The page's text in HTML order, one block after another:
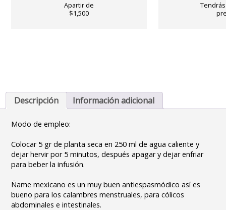
Apartir de
$1,500
Descripción Información adicional
Modo de empleo:
Colocar 5 gr de planta seca en 250 ml de agua caliente y
dejar hervir por 5 minutos, después apagar y dejar enfriar
para beber la infusión.
Ñame mexicano es un muy buen antiespasmódico así es
bueno para los calambres menstruales, para cólicos
abdominales e intestinales.